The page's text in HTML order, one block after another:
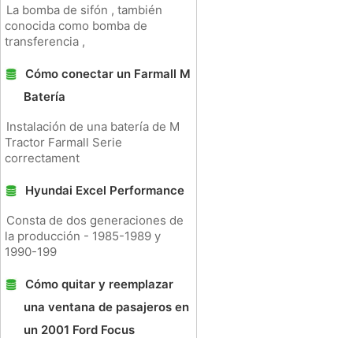
La bomba de sifón , también
conocida como bomba de
transferencia ,
Cómo conectar un Farmall M
Batería
Instalación de una batería de M
Tractor Farmall Serie
correctament
Hyundai Excel Performance
Consta de dos generaciones de
la producción - 1985-1989 y
1990-199
Cómo quitar y reemplazar
una ventana de pasajeros en
un 2001 Ford Focus